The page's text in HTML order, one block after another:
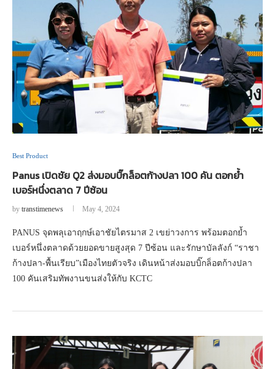
Best Product
Panus เปิดชัย Q2 ส่งมอบบิ๊กล็อตก้างปลา 100 คัน ตอกย้ำ
เบอร์หนึ่งตลาด 7 ปีซ้อน
by transtimenews May 4, 2024
PANUS จุดพลุเอาฤกษ์เอาชัยไตรมาส 2 เขย่าวงการ พร้อมตอกย้ำ
เบอร์หนึ่งตลาดด้วยยอดขายสูงสุด 7 ปีซ้อน และรักษาบัลลังก์ “ราชา
ก้างปลา-พื้นเรียบ”เมืองไทยตัวจริง เดินหน้าส่งมอบบิ๊กล็อตก้างปลา
100 คันเสริมทัพงานขนส่งให้กับ KCTC